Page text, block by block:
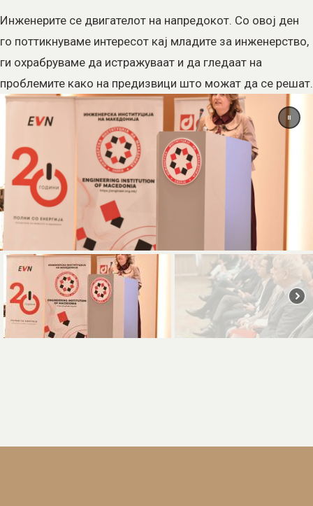
Инженерите се двигателот на напредокот. Со овој ден
го поттикнуваме интересот кај младите за инженерство,
ги охрабруваме да истражуваат и да гледаат на
проблемите како на предизвици што можат да се решат.